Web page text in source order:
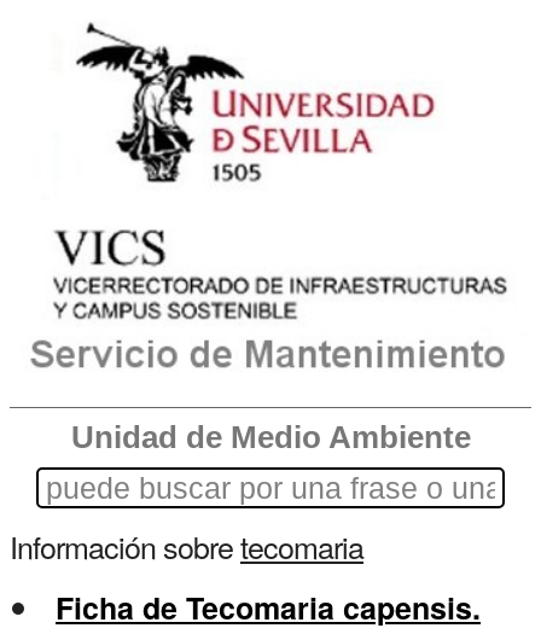
Unidad de Medio Ambiente
Información sobretecomaria
Ficha de Tecomaria capensis.